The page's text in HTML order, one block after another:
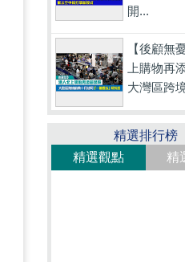
開...
【後顧無
上購物再
大灣區跨
精選排行榜
精選觀點
精